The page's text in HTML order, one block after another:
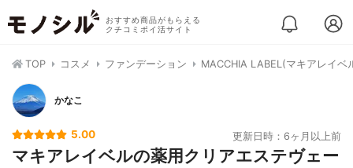
おすすめ商品がもらえる
クチコミポイ活サイト
TOP コスメ ファンデーション MACCHIA LABEL(マキアレイ
かなこ
5.00 更新日時：6ヶ月以上前
マキアレイベルの薬用クリアエステヴェー